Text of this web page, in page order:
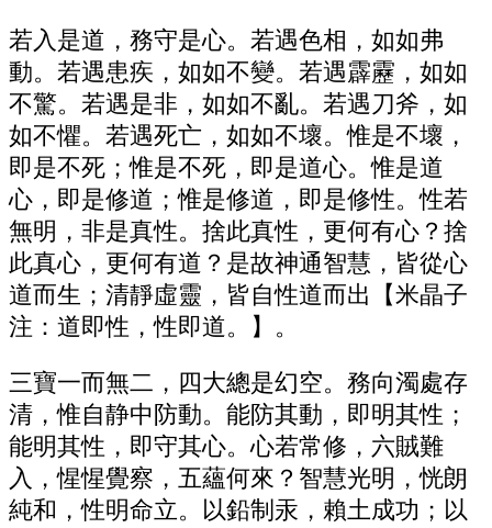
若入是道，務守是心。若遇色相，如如弗
動。若遇患疾，如如不變。若遇霹靂，如如
不驚。若遇是非，如如不亂。若遇刀斧，如
如不懼。若遇死亡，如如不壞。惟是不壞，
即是不死；惟是不死，即是道心。惟是道
心，即是修道；惟是修道，即是修性。性若
無明，非是真性。捨此真性，更何有心？捨
此真心，更何有道？是故神通智慧，皆從心
道而生；清靜虛靈，皆自性道而出【米晶子
注：道即性，性即道。】。
三寶一而無二，四大總是幻空。務向濁處存
清，惟自静中防動。能防其動，即明其性；
能明其性，即守其心。心若常修，六賊難
入，惺惺覺察，五蘊何來？智慧光明，恍朗
純和，性明命立。以鉛制汞，賴土成功；以